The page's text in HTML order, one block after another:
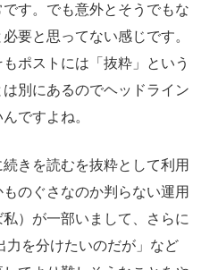
す。でも意外とそうでもな
要と思ってない感じです。
ポストには「抜粋」という
別にあるのでヘッドライン
ですよね。
きを読むを抜粋として利用
のぐさなのか判らない運用
）が一部いまして、さらに
力を分けたいのだが」など